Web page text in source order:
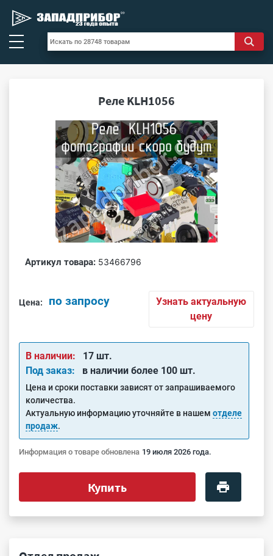
Реле KLH1056
Артикул товара: 53466796
Цена: по запросу
Узнать актуальную
цену
В наличии:
17 шт.
Под заказ:
в наличии более 100 шт.
Цена и сроки поставки зависят от запрашиваемого
количества.
Актуальную информацию уточняйте в нашем отделе
продаж.
Информация о товаре обновлена 19 июля 2026 года.
Купить